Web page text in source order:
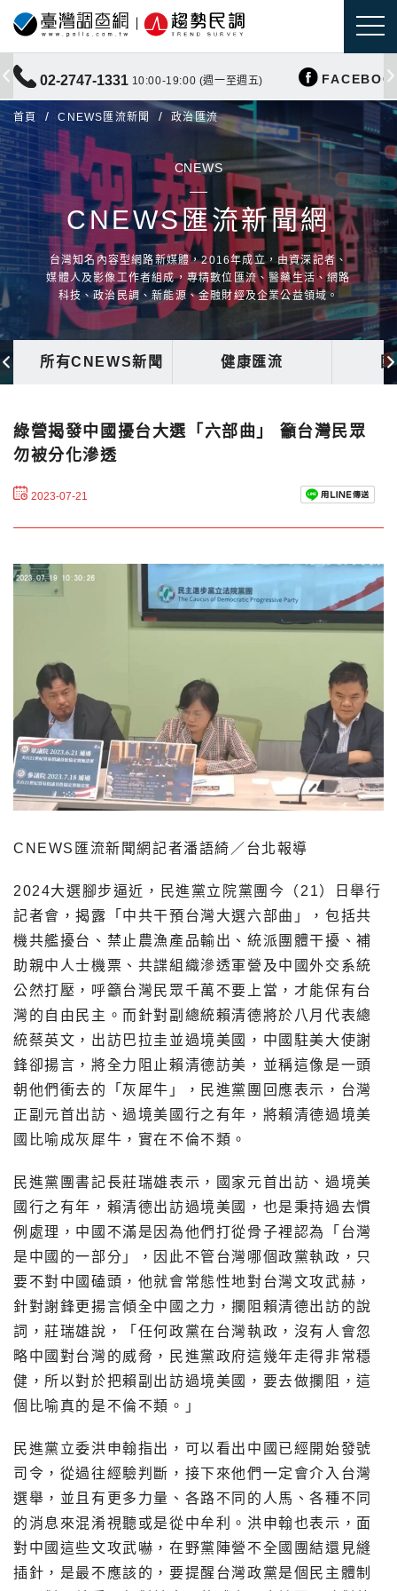
02-2747-1331 10:00-19:00 (週一至週五)
首頁 CNEWS匯流新聞 政治匯流
CNEWS
CNEWS匯流新聞網
台灣知名內容型網路新媒體，2016年成立，由資深記者、
媒體人及影像工作者組成，專精數位匯流、醫藥生活、網路
科技、政治民調、新能源、金融財經及企業公益領域。
所有CNEWS新聞 健康匯流
綠營揭發中國擾台大選「六部曲」 籲台灣民眾
勿被分化滲透
2023-07-21
CNEWS匯流新聞網記者潘語綺／台北報導
2024大選腳步逼近，民進黨立院黨團今（21）日舉行
記者會，揭露「中共干預台灣大選六部曲」，包括共
機共艦擾台、禁止農漁產品輸出、統派團體干擾、補
助親中人士機票、共諜組織滲透軍營及中國外交系統
公然打壓，呼籲台灣民眾千萬不要上當，才能保有台
灣的自由民主。而針對副總統賴清德將於八月代表總
統蔡英文，出訪巴拉圭並過境美國，中國駐美大使謝
鋒卻揚言，將全力阻止賴清德訪美，並稱這像是一頭
朝他們衝去的「灰犀牛」，民進黨團回應表示，台灣
正副元首出訪、過境美國行之有年，將賴清德過境美
國比喻成灰犀牛，實在不倫不類。
民進黨團書記長莊瑞雄表示，國家元首出訪、過境美
國行之有年，賴清德出訪過境美國，也是秉持過去慣
例處理，中國不滿是因為他們打從骨子裡認為「台灣
是中國的一部分」，因此不管台灣哪個政黨執政，只
要不對中國磕頭，他就會常態性地對台灣文攻武赫，
針對謝鋒更揚言傾全中國之力，攔阻賴清德出訪的說
詞，莊瑞雄說，「任何政黨在台灣執政，沒有人會忽
略中國對台灣的威脅，民進黨政府這幾年走得非常穩
健，所以對於把賴副出訪過境美國，要去做攔阻，這
個比喻真的是不倫不類。」
民進黨立委洪申翰指出，可以看出中國已經開始發號
司令，從過往經驗判斷，接下來他們一定會介入台灣
選舉，並且有更多力量、各路不同的人馬、各種不同
的消息來混淆視聽或是從中牟利。洪申翰也表示，面
對中國這些文攻武嚇，在野黨陣營不全國團結還見縫
插針，是最不應該的，要提醒台灣政黨是個民主體制